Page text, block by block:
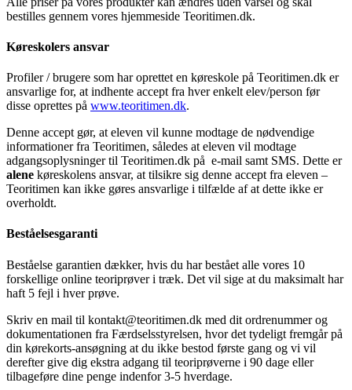
bestilles gennem vores hjemmeside Teoritimen.dk.
Køreskolers ansvar
Profiler / brugere som har oprettet en køreskole på Teoritimen.dk er
ansvarlige for, at indhente accept fra hver enkelt elev/person før
disse oprettes på www.teoritimen.dk.
Denne accept gør, at eleven vil kunne modtage de nødvendige
informationer fra Teoritimen, således at eleven vil modtage
adgangsoplysninger til Teoritimen.dk på e-mail samt SMS. Dette er
alene køreskolens ansvar, at tilsikre sig denne accept fra eleven –
Teoritimen kan ikke gøres ansvarlige i tilfælde af at dette ikke er
overholdt.
Beståelsesgaranti
Beståelse garantien dækker, hvis du har bestået alle vores 10
forskellige online teoriprøver i træk. Det vil sige at du maksimalt har
haft 5 fejl i hver prøve.
Skriv en mail til kontakt@teoritimen.dk med dit ordrenummer og
dokumentationen fra Færdselsstyrelsen, hvor det tydeligt fremgår på
din kørekorts-ansøgning at du ikke bestod første gang og vi vil
derefter give dig ekstra adgang til teoriprøverne i 90 dage eller
tilbageføre dine penge indenfor 3-5 hverdage.